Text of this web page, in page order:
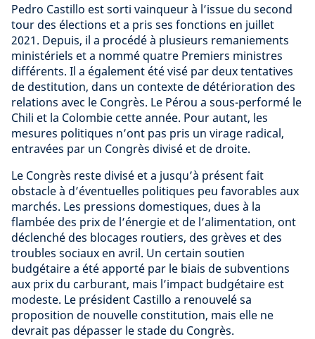
Pedro Castillo est sorti vainqueur à l’issue du second
tour des élections et a pris ses fonctions en juillet
2021. Depuis, il a procédé à plusieurs remaniements
ministériels et a nommé quatre Premiers ministres
différents. Il a également été visé par deux tentatives
de destitution, dans un contexte de détérioration des
relations avec le Congrès. Le Pérou a sous-performé le
Chili et la Colombie cette année. Pour autant, les
mesures politiques n’ont pas pris un virage radical,
entravées par un Congrès divisé et de droite.
Le Congrès reste divisé et a jusqu’à présent fait
obstacle à d’éventuelles politiques peu favorables aux
marchés. Les pressions domestiques, dues à la
flambée des prix de l’énergie et de l’alimentation, ont
déclenché des blocages routiers, des grèves et des
troubles sociaux en avril. Un certain soutien
budgétaire a été apporté par le biais de subventions
aux prix du carburant, mais l’impact budgétaire est
modeste. Le président Castillo a renouvelé sa
proposition de nouvelle constitution, mais elle ne
devrait pas dépasser le stade du Congrès.